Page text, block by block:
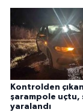
Kontrolden
şarampole uçtu,
yaralandı